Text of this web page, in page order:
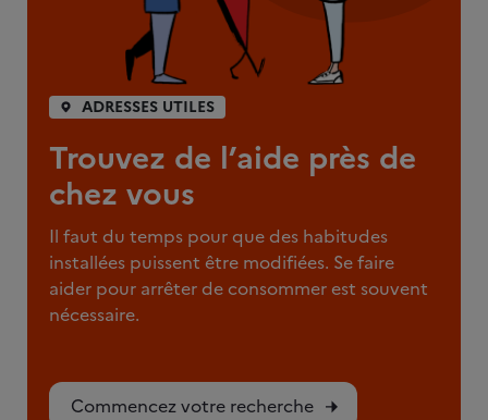
ADRESSES UTILES
Trouvez de l’aide près de
chez vous
Il faut du temps pour que des habitudes
installées puissent être modifiées. Se faire
aider pour arrêter de consommer est souvent
nécessaire.
Commencez votre recherche